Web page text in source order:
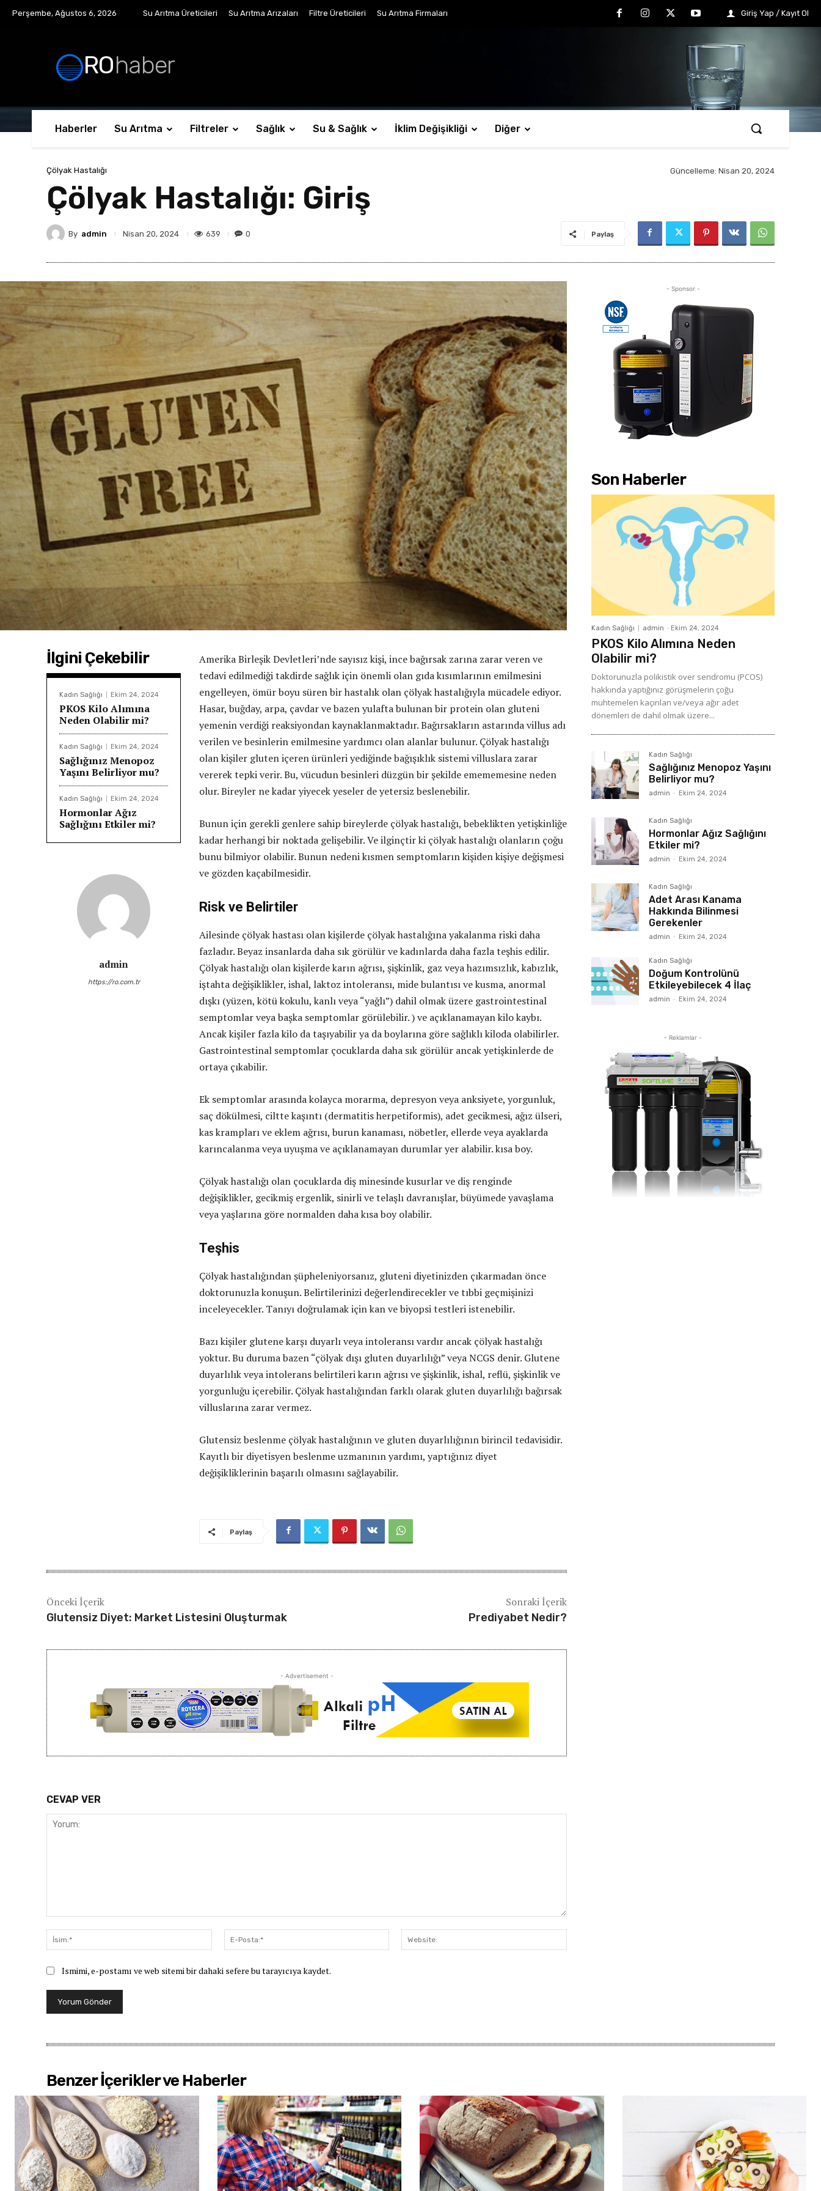
Perşembe, Ağustos 6, 2026 Su Arıtma Üreticileri Su Arıtma Arızaları Filtre Üreticileri Su Arıtma Firmaları Giriş Yap / Kayıt Ol
ROhaber
Haberler Su Arıtma Filtreler Sağlık Su & Sağlık İklim Değişikliği Diğer
Çölyak Hastalığı Güncelleme: Nisan 20, 2024
Çölyak Hastalığı: Giriş
By admin Nisan 20, 2024 639 0 Paylaş
İlgini Çekebilir
Kadın Sağlığı Ekim 24, 2024
PKOS Kilo Alımına
Neden Olabilir mi?
Kadın Sağlığı Ekim 24, 2024
Sağlığınız Menopoz
Yaşını Belirliyor mu?
Kadın Sağlığı Ekim 24, 2024
Hormonlar Ağız
Sağlığını Etkiler mi?
admin
https://ro.com.tr
Amerika Birleşik Devletleri’nde sayısız kişi, ince bağırsak zarına zarar veren ve
tedavi edilmediği takdirde sağlık için önemli olan gıda kısımlarının emilmesini
engelleyen, ömür boyu süren bir hastalık olan çölyak hastalığıyla mücadele ediyor.
Hasar, buğday, arpa, çavdar ve bazen yulafta bulunan bir protein olan gluteni
yemenin verdiği reaksiyondan kaynaklanmaktadır. Bağırsakların astarında villus adı
verilen ve besinlerin emilmesine yardımcı olan alanlar bulunur. Çölyak hastalığı
olan kişiler gluten içeren ürünleri yediğinde bağışıklık sistemi villuslara zarar
vererek tepki verir. Bu, vücudun besinleri düzgün bir şekilde emememesine neden
olur. Bireyler ne kadar yiyecek yeseler de yetersiz beslenebilir.
Bunun için gerekli genlere sahip bireylerde çölyak hastalığı, bebeklikten yetişkinliğe
kadar herhangi bir noktada gelişebilir. Ve ilginçtir ki çölyak hastalığı olanların çoğu
bunu bilmiyor olabilir. Bunun nedeni kısmen semptomların kişiden kişiye değişmesi
ve gözden kaçabilmesidir.
Risk ve Belirtiler
Ailesinde çölyak hastası olan kişilerde çölyak hastalığına yakalanma riski daha
fazladır. Beyaz insanlarda daha sık görülür ve kadınlarda daha fazla teşhis edilir.
Çölyak hastalığı olan kişilerde karın ağrısı, şişkinlik, gaz veya hazımsızlık, kabızlık,
iştahta değişiklikler, ishal, laktoz intoleransı, mide bulantısı ve kusma, anormal
dışkı (yüzen, kötü kokulu, kanlı veya “yağlı”) dahil olmak üzere gastrointestinal
semptomlar veya başka semptomlar görülebilir. ) ve açıklanamayan kilo kaybı.
Ancak kişiler fazla kilo da taşıyabilir ya da boylarına göre sağlıklı kiloda olabilirler.
Gastrointestinal semptomlar çocuklarda daha sık görülür ancak yetişkinlerde de
ortaya çıkabilir.
Ek semptomlar arasında kolayca morarma, depresyon veya anksiyete, yorgunluk,
saç dökülmesi, ciltte kaşıntı (dermatitis herpetiformis), adet gecikmesi, ağız ülseri,
kas krampları ve eklem ağrısı, burun kanaması, nöbetler, ellerde veya ayaklarda
karıncalanma veya uyuşma ve açıklanamayan durumlar yer alabilir. kısa boy.
Çölyak hastalığı olan çocuklarda diş minesinde kusurlar ve diş renginde
değişiklikler, gecikmiş ergenlik, sinirli ve telaşlı davranışlar, büyümede yavaşlama
veya yaşlarına göre normalden daha kısa boy olabilir.
Teşhis
Çölyak hastalığından şüpheleniyorsanız, gluteni diyetinizden çıkarmadan önce
doktorunuzla konuşun. Belirtilerinizi değerlendirecekler ve tıbbi geçmişinizi
inceleyecekler. Tanıyı doğrulamak için kan ve biyopsi testleri istenebilir.
Bazı kişiler glutene karşı duyarlı veya intoleransı vardır ancak çölyak hastalığı
yoktur. Bu duruma bazen “çölyak dışı gluten duyarlılığı” veya NCGS denir. Glutene
duyarlılık veya intolerans belirtileri karın ağrısı ve şişkinlik, ishal, reflü, şişkinlik ve
yorgunluğu içerebilir. Çölyak hastalığından farklı olarak gluten duyarlılığı bağırsak
villuslarına zarar vermez.
Glutensiz beslenme çölyak hastalığının ve gluten duyarlılığının birincil tedavisidir.
Kayıtlı bir diyetisyen beslenme uzmanının yardımı, yaptığınız diyet
değişikliklerinin başarılı olmasını sağlayabilir.
Paylaş
Önceki İçerik
Glutensiz Diyet: Market Listesini Oluşturmak
Sonraki İçerik
Prediyabet Nedir?
- Advertisement -
CEVAP VER
İsim:*
Posta:*
Ismimi, e-postamı ve web sitemi bir dahaki sefere bu tarayıcıya kaydet.
- Sponsor -
Son Haberler
Kadın Sağlığı admin - Ekim 24, 2024
PKOS Kilo Alımına Neden
Olabilir mi?
Doktorunuzla polikistik over sendromu (PCOS)
hakkında yaptığınız görüşmelerin çoğu
muhtemelen kaçırılan ve/veya ağır adet
dönemleri de dahil olmak üzere...
Kadın Sağlığı
Sağlığınız Menopoz Yaşını
Belirliyor mu?
admin - Ekim 24, 2024
Kadın Sağlığı
Hormonlar Ağız Sağlığını
Etkiler mi?
admin - Ekim 24, 2024
Kadın Sağlığı
Adet Arası Kanama
Hakkında Bilinmesi
Gerekenler
admin - Ekim 24, 2024
Kadın Sağlığı
Doğum Kontrolünü
Etkileyebilecek 4 İlaç
admin - Ekim 24, 2024
- Reklamlar -
Benzer İçerikler ve Haberler